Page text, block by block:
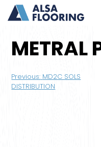
METRAL
Navigation
de
Previous: MD2C SOLS
DISTRIBUTION